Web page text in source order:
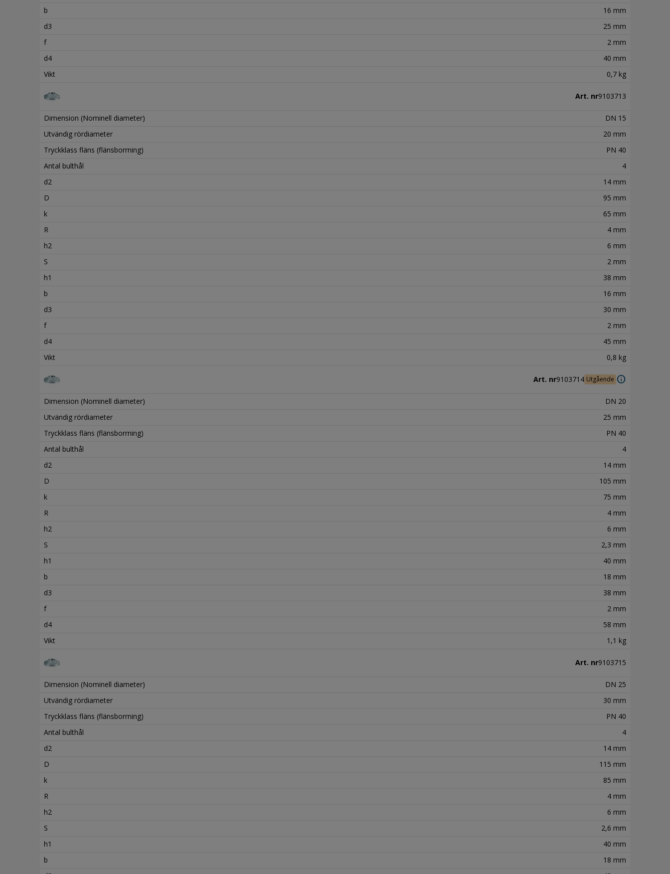
b
16 mm
d3
25 mm
f
2 mm
d4
40 mm
Vikt
0,7 kg
Art. nr9103713
Dimension (Nominell diameter)
DN 15
Utvändig rördiameter
20 mm
Tryckklass fläns (flänsborrning)
PN 40
Antal bulthål
4
d2
14 mm
D
95 mm
k
65 mm
R
4 mm
h2
6 mm
S
2 mm
h1
38 mm
b
16 mm
d3
30 mm
f
2 mm
d4
45 mm
Vikt
0,8 kg
Art. nr9103714 Utgående info
Dimension (Nominell diameter)
DN 20
Utvändig rördiameter
25 mm
Tryckklass fläns (flänsborrning)
PN 40
Antal bulthål
4
d2
14 mm
D
105 mm
k
75 mm
R
4 mm
h2
6 mm
S
2,3 mm
h1
40 mm
b
18 mm
d3
38 mm
f
2 mm
d4
58 mm
Vikt
1,1 kg
Art. nr9103715
Dimension (Nominell diameter)
DN 25
Utvändig rördiameter
30 mm
Tryckklass fläns (flänsborrning)
PN 40
Antal bulthål
4
d2
14 mm
D
115 mm
k
85 mm
R
4 mm
h2
6 mm
S
2,6 mm
h1
40 mm
b
18 mm